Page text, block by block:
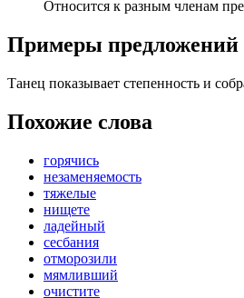
Относится к разным членам
Примеры предложений
Танец показывает степенность и
Похожие слова
горячись
незаменяемость
тяжелые
нищете
ладейный
сесбания
отморозили
мямливший
очистите